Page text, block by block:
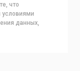
что
условиями
данных,